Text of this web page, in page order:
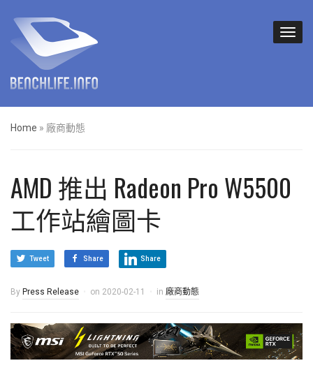
Home » 廠商動態
AMD 推出 Radeon Pro W5500
工作站繪圖卡
Tweet Share Share
By Press Release on 2020-02-11 in 廠商動態